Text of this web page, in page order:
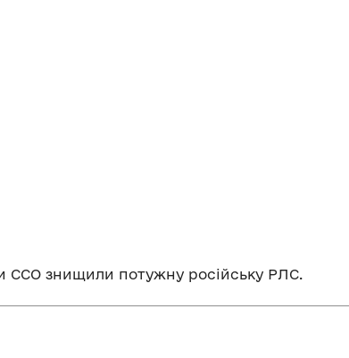
ССО знищили потужну російську РЛС.